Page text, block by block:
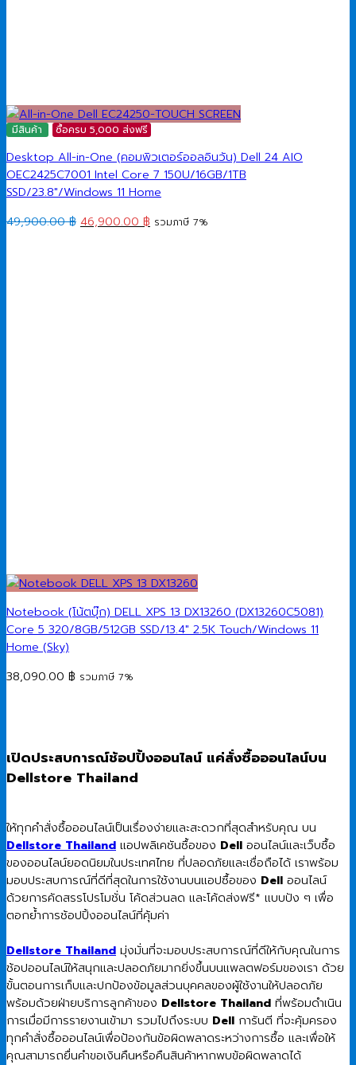
มีสินค้า ซื้อครบ 5,000 ส่งฟรี
Desktop All-in-One (คอมพิวเตอร์ออลอินวัน) Dell 24 AIO
OEC2425C7001 Intel Core 7 150U/16GB/1TB
SSD/23.8″/Windows 11 Home
49,900.00฿ Original
46,900.00 ฿ Current
รวมภาษี 7%
Notebook (โน้ตบุ๊ก) DELL XPS 13 DX13260 (DX13260C5081)
Core 5 320/8GB/512GB SSD/13.4″ 2.5K Touch/Windows 11
Home (Sky)
38,090.00 ฿ รวมภาษี 7%
เปิดประสบการณ์ช้อปปิ้งออนไลน์ แค่สั่งซื้อออนไลน์บน
Dellstore Thailand
ให้ทุกคำสั่งซื้อออนไลน์เป็นเรื่องง่ายและสะดวกที่สุดสำหรับคุณ บน
Dellstore Thailand แอปพลิเคชันซื้อของ Dell ออนไลน์และเว็บซื้อ
ของออนไลน์ยอดนิยมในประเทศไทย ที่ปลอดภัยและเชื่อถือได้ เราพร้อม
มอบประสบการณ์ที่ดีที่สุดในการใช้งานบนแอปซื้อของ Dell ออนไลน์
ด้วยการคัดสรรโปรโมชั่น โค้ดส่วนลด และโค้ดส่งฟรี* แบบปัง ๆ เพื่อ
ตอกย้ำการช้อปปิ้งออนไลน์ที่คุ้มค่า
Dellstore Thailand มุ่งมั่นที่จะมอบประสบการณ์ที่ดีให้กับคุณในการ
ช้อปออนไลน์ให้สนุกและปลอดภัยมากยิ่งขึ้นบนแพลตฟอร์มของเรา ด้วย
ขั้นตอนการเก็บและปกป้องข้อมูลส่วนบุคคลของผู้ใช้งานให้ปลอดภัย
พร้อมด้วยฝ่ายบริการลูกค้าของ Dellstore Thailand ที่พร้อมดำเนิน
การเมื่อมีการรายงานเข้ามา รวมไปถึงระบบ Dell การันตี ที่จะคุ้มครอง
ทุกคำสั่งซื้อออนไลน์เพื่อป้องกันข้อผิดพลาดระหว่างการซื้อ และเพื่อให้
คุณสามารถยื่นคำขอเงินคืนหรือคืนสินค้าหากพบข้อผิดพลาดได้